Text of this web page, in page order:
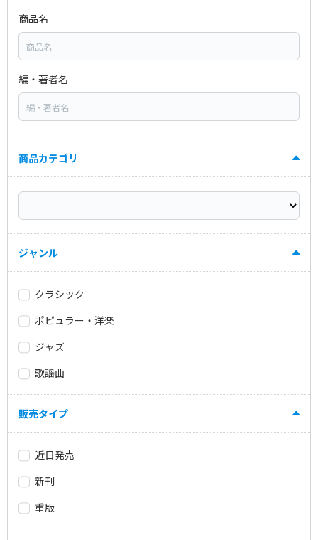
商品名
編・著者名
商品カテゴリ
ジャンル
クラシック
ポピュラー・洋楽
ジャズ
歌謡曲
販売タイプ
近日発売
新刊
重版